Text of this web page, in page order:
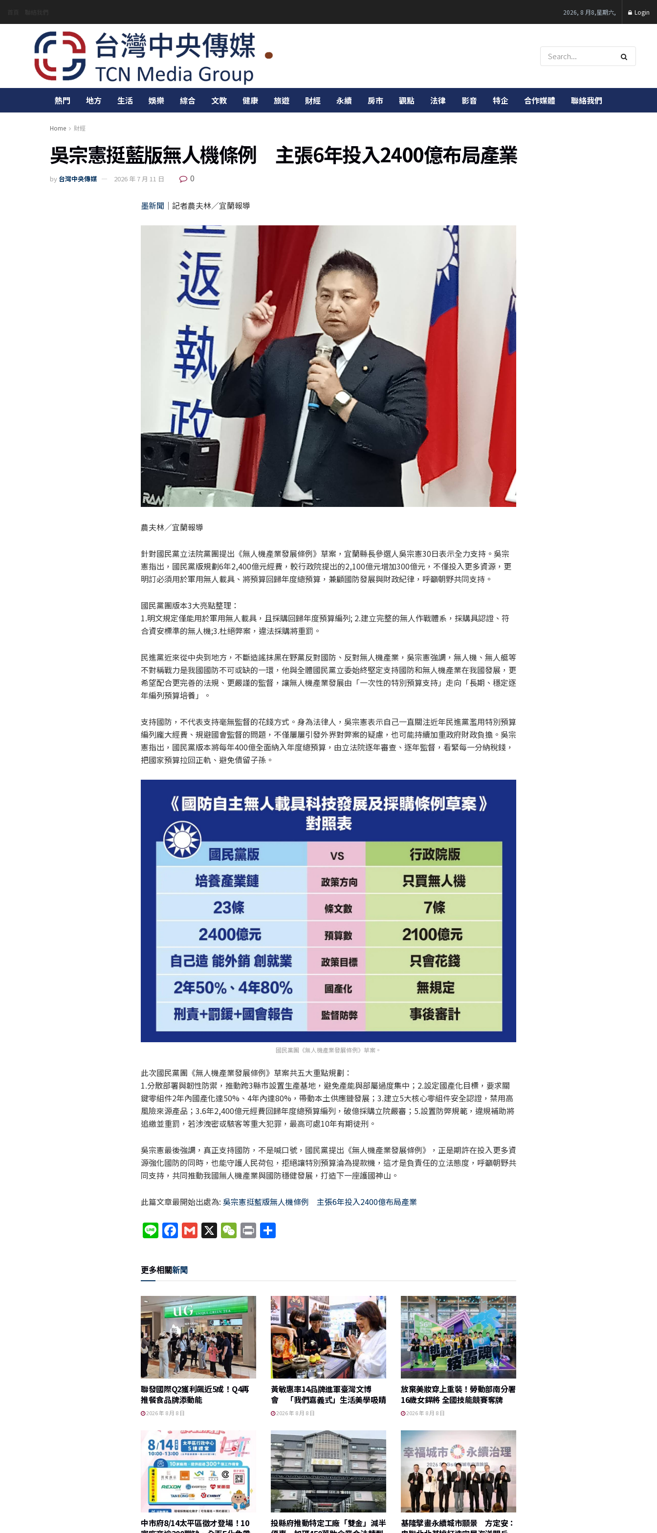
首頁 2026, 8 月8,星期六, Login
熱門 地方 生活 娛樂 綜合 文教 健康 旅遊 財經 永續 房市 觀點 法律 影音 特企 合作媒體 聯絡我們
Home 財經
吳宗憲挺藍版無人機條例 主張6年投入2400億布局產業
by 台灣中央傳媒 2026 年 7 月 11 日 0
墨新聞 ｜記者農夫林／宜蘭報導
農夫林／宜蘭報導
針對國民黨立法院黨團提出《無人機產業發展條例》草案，宜蘭縣長參選人吳宗憲30日表示全力支持。吳宗
憲指出，國民黨版規劃6年2,400億元經費，較行政院提出的2,100億元增加300億元，不僅投入更多資源，更
明訂必須用於軍用無人載具、將預算回歸年度總預算，兼顧國防發展與財政紀律，呼籲朝野共同支持。
國民黨團版本3大亮點整理：
1.明文規定僅能用於軍用無人載具，且採購回歸年度預算編列; 2.建立完整的無人作戰體系，採購具認證、符
合資安標準的無人機;3.杜絕弊案，違法採購將重罰。
民進黨近來從中央到地方，不斷造謠抹黑在野黨反對國防、反對無人機產業，吳宗憲強調，無人機、無人艇等
不對稱戰力是我國國防不可或缺的一環，他與全體國民黨立委始終堅定支持國防和無人機產業在我國發展，更
希望配合更完善的法規、更嚴謹的監督，讓無人機產業發展由「一次性的特別預算支持」走向「長期、穩定逐
年編列預算培養」。
支持國防，不代表支持毫無監督的花錢方式。身為法律人，吳宗憲表示自己一直關注近年民進黨濫用特別預算
編列龐大經費、規避國會監督的問題，不僅屢屢引發外界對弊案的疑慮，也可能持續加重政府財政負擔。吳宗
憲指出，國民黨版本將每年400億全面納入年度總預算，由立法院逐年審查、逐年監督，看緊每一分納稅錢，
把國家預算拉回正軌、避免債留子孫。
國民黨團《無人機產業發展條例》草案。
此次國民黨團《無人機產業發展條例》草案共五大重點規劃：
1.分散部署與韌性防禦，推動跨3縣市設置生產基地，避免產能與部屬過度集中；2.設定國產化目標，要求關
鍵零組件2年內國產化達50%、4年內達80%，帶動本土供應鏈發展；3.建立5大核心零組件安全認證，禁用高
風險來源產品；3.6年2,400億元經費回歸年度總預算編列，破億採購立院嚴審；5.設置防弊規範，違規補助將
追繳並重罰，若涉洩密或駭客等重大犯罪，最高可處10年有期徒刑。
吳宗憲最後強調，真正支持國防，不是喊口號，國民黨提出《無人機產業發展條例》，正是期許在投入更多資
源強化國防的同時，也能守護人民荷包，拒絕讓特別預算淪為提款機，這才是負責任的立法態度，呼籲朝野共
同支持，共同推動我國無人機產業與國防穩健發展，打造下一座護國神山。
此篇文章最開始出處為: 吳宗憲挺藍版無人機條例 主張6年投入2400億布局產業
Li
n
e
F
a
c
e
b
o
o
k
G
m
X W
e
at
P
ri
更多相關新聞
聯發國際Q2獲利飆近5成！Q4再
推餐食品牌添動能
2026 年 8 月 8 日
黃敏惠率14品牌進軍臺灣文博
會 「我們嘉義式」生活美學吸睛
2026 年 8 月 8 日
放棄美妝穿上重裝！勞動部南分署
16歲女銲將 全國技能競賽奪牌
2026 年 8 月 8 日
中市府8/14太平區徵才登場！10
投縣府推動特定工廠「雙金」減半
基隆擘畫永續城市願景 方定安：